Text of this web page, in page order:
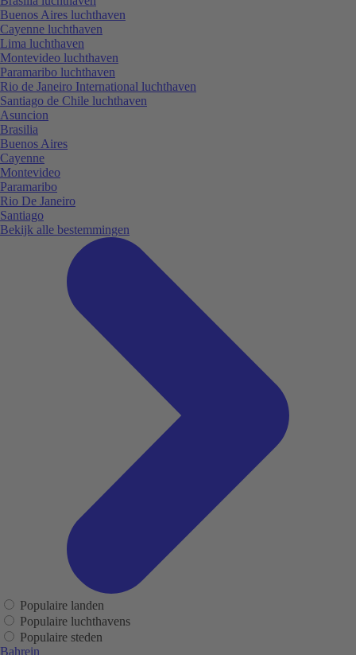
Buenos Aires luchthaven
Cayenne luchthaven
Lima luchthaven
Montevideo luchthaven
Paramaribo luchthaven
Rio de Janeiro International luchthaven
Santiago de Chile luchthaven
Asuncion
Brasilia
Buenos Aires
Cayenne
Montevideo
Paramaribo
Rio De Janeiro
Santiago
Bekijk alle bestemmingen
Populaire landen
Populaire luchthavens
Populaire steden
Bahrein